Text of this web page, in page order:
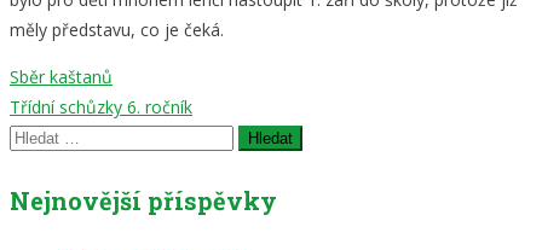
měly představu, co je čeká.
Navigace
pro
příspěvek
Sběr kaštanů
Třídní schůzky 6. ročník
Vyhledávání
Nejnovější příspěvky